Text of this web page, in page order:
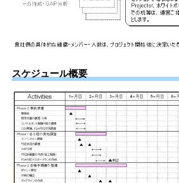
スケジュール概要